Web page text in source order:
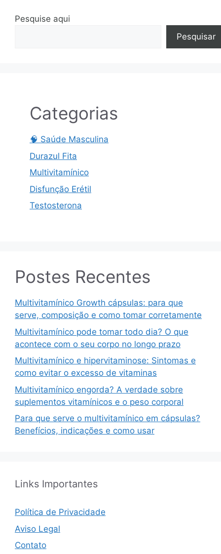
Pesquise aqui
Pesquisar
Categorias
🧠 Saúde Masculina
Durazul Fita
Multivitamínico
Disfunção Erétil
Testosterona
Postes Recentes
Multivitamínico Growth cápsulas: para que
serve, composição e como tomar corretamente
Multivitamínico pode tomar todo dia? O que
acontece com o seu corpo no longo prazo
Multivitamínico e hipervitaminose: Sintomas e
como evitar o excesso de vitaminas
Multivitamínico engorda? A verdade sobre
suplementos vitamínicos e o peso corporal
Para que serve o multivitamínico em cápsulas?
Benefícios, indicações e como usar
Links Importantes
Política de Privacidade
Aviso Legal
Contato